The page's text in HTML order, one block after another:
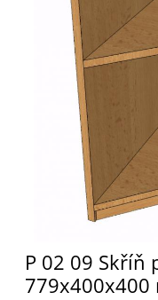
P 02 09 Skříň
779x400x400